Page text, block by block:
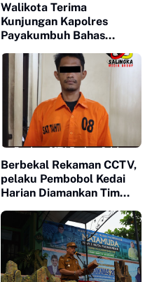
Walikota Terima
Kunjungan Kapolres
Payakumbuh Bahas
Hankamtibmas
Berbekal Rekaman CCTV,
pelaku Pembobol Kedai
Harian Diamankan Tim
Payakumbuh